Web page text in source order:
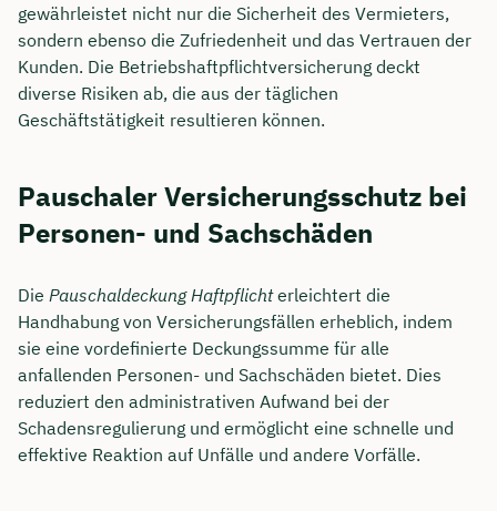
gewährleistet nicht nur die Sicherheit des Vermieters,
sondern ebenso die Zufriedenheit und das Vertrauen der
Kunden. Die Betriebshaftpflichtversicherung deckt
diverse Risiken ab, die aus der täglichen
Geschäftstätigkeit resultieren können.
Pauschaler Versicherungsschutz bei
Personen- und Sachschäden
Die Pauschaldeckung Haftpflichterleichtert die
Handhabung von Versicherungsfällen erheblich, indem
sie eine vordefinierte Deckungssumme für alle
anfallenden Personen- und Sachschäden bietet. Dies
reduziert den administrativen Aufwand bei der
Schadensregulierung und ermöglicht eine schnelle und
effektive Reaktion auf Unfälle und andere Vorfälle.